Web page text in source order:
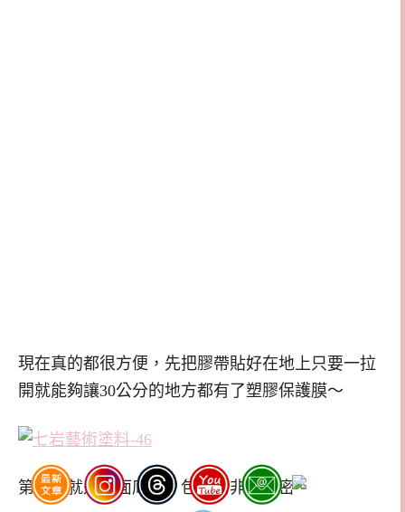
現在真的都很方便，先把膠帶貼好在地上只要一拉
開就能夠讓30公分的地方都有了塑膠保護膜～
第一步就是界面底塗，包裝的非常嚴密。